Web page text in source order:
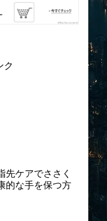
ク
先ケアでささく
的な手を保つ方